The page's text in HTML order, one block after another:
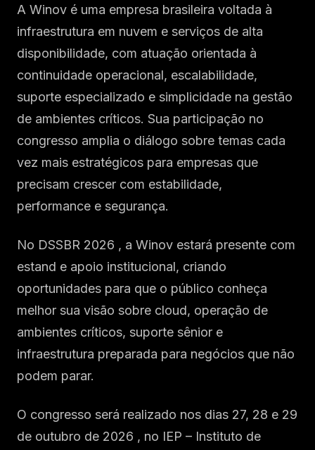
A Winov é uma empresa brasileira voltada à
infraestrutura em nuvem e serviços de alta
disponibilidade, com atuação orientada à
continuidade operacional, escalabilidade,
suporte especializado e simplicidade na gestão
de ambientes críticos. Sua participação no
congresso amplia o diálogo sobre temas cada
vez mais estratégicos para empresas que
precisam crescer com estabilidade,
performance e segurança.
No DSSBR 2026 , a Winov estará presente com
estand e apoio institucional, criando
oportunidades para que o público conheça
melhor sua visão sobre cloud, operação de
ambientes críticos, suporte sênior e
infraestrutura preparada para negócios que não
podem parar.
O congresso será realizado nos dias 27, 28 e 29
de outubro de 2026 , no IEP – Instituto de